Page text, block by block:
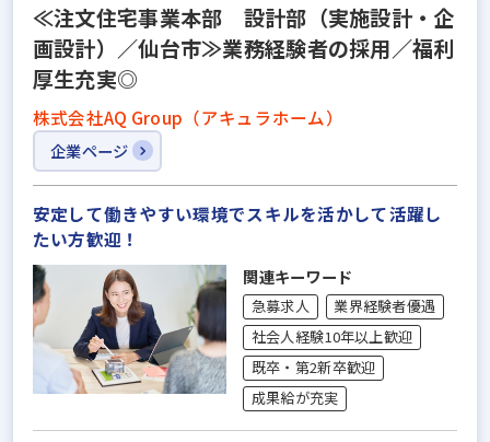
≪注文住宅事業本部 設計部（実施設計・企
画設計）／仙台市≫業務経験者の採用／福利
厚生充実◎
株式会社AQ Group（アキュラホーム）
企業ページ
安定して働きやすい環境でスキルを活かして活躍し
たい方歓迎！
関連キーワード
急募求人
業界経験者優遇
社会人経験10年以上歓迎
既卒・第2新卒歓迎
成果給が充実